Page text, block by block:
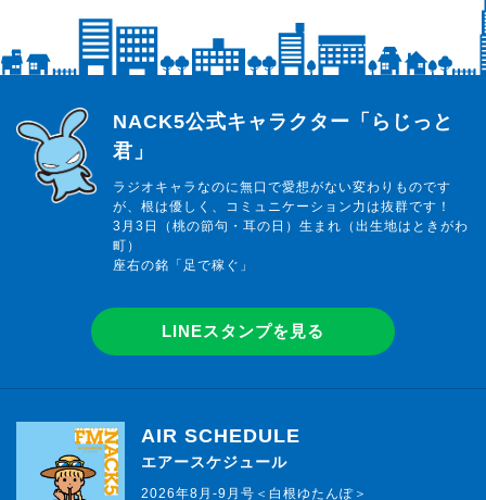
らじっと君
NACK5公式キャラクター「らじっと
君」
ラジオキャラなのに無口で愛想がない変わりものです
が、根は優しく、コミュニケーション力は抜群です！
3月3日（桃の節句・耳の日）生まれ（出生地はときがわ
町）
座右の銘「足で稼ぐ」
LINEスタンプを見る
AIR SCHEDULE
エアースケジュール
2026年8月-9月号＜白根ゆたんぽ＞